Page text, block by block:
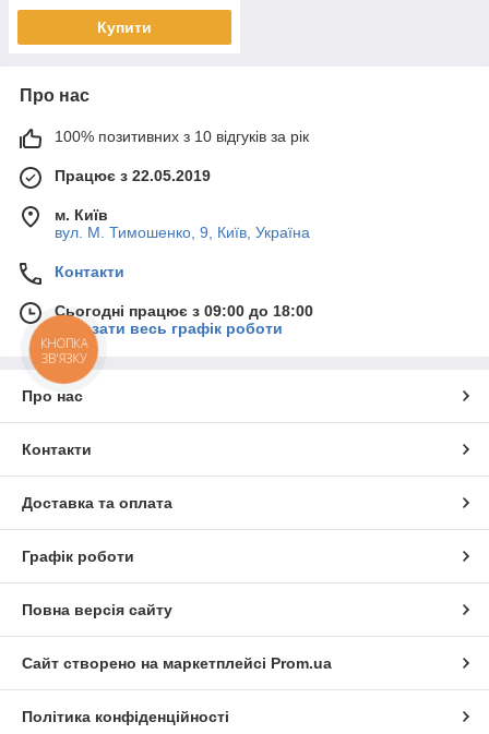
Купити
Про нас
100% позитивних з 10 відгуків за рік
Працює з 22.05.2019
м. Київ
вул. М. Тимошенко, 9, Київ, Україна
Контакти
Сьогодні працює з 09:00 до 18:00
Показати весь графік роботи
Про нас
Контакти
Доставка та оплата
Графік роботи
Повна версія сайту
Сайт створено на маркетплейсі Prom.ua
Політика конфіденційності
КНОПКА
ЗВ'ЯЗКУ